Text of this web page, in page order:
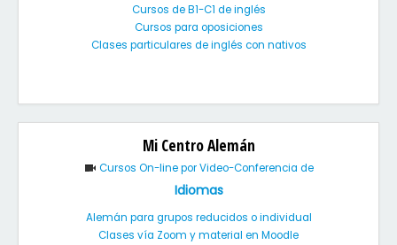
Cursos de B1-C1 de inglés
Cursos para oposiciones
Clases particulares de inglés con nativos
Mi Centro Alemán
Cursos On-line por Video-Conferencia de
Idiomas
Alemán para grupos reducidos o individual
Clases vía Zoom y material en Moodle